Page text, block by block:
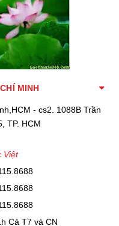
MINH
- cs2. 1088B Trần
TP. HCM
Việt
Cả T7 và CN